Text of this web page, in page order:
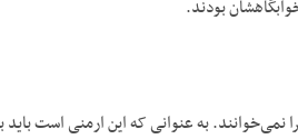
بودند.
نمی‌خوانند. به عنوانی که این ارمنی است